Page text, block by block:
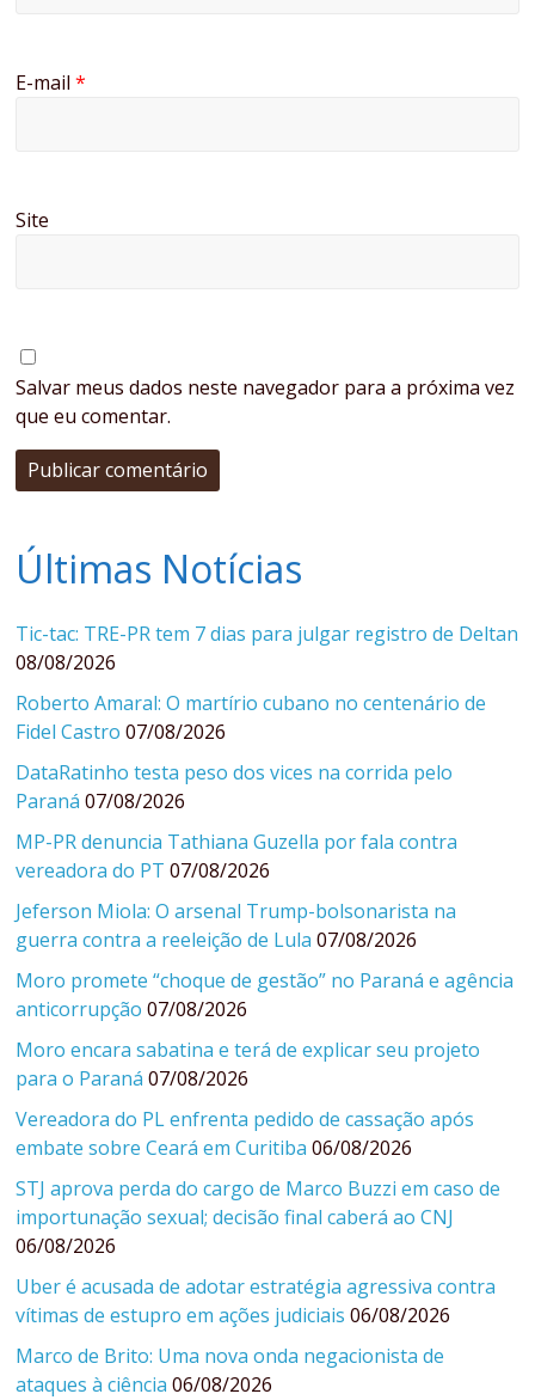
E-mail*
Site
Salvar meus dados neste navegador para a próxima vez
que eu comentar.
Últimas Notícias
Tic-tac: TRE-PR tem 7 dias para julgar registro de Deltan
08/08/2026
Roberto Amaral: O martírio cubano no centenário de
Fidel Castro 07/08/2026
DataRatinho testa peso dos vices na corrida pelo
Paraná 07/08/2026
MP-PR denuncia Tathiana Guzella por fala contra
vereadora do PT 07/08/2026
Jeferson Miola: O arsenal Trump-bolsonarista na
guerra contra a reeleição de Lula 07/08/2026
Moro promete “choque de gestão” no Paraná e agência
anticorrupção 07/08/2026
Moro encara sabatina e terá de explicar seu projeto
para o Paraná 07/08/2026
Vereadora do PL enfrenta pedido de cassação após
embate sobre Ceará em Curitiba 06/08/2026
STJ aprova perda do cargo de Marco Buzzi em caso de
importunação sexual; decisão final caberá ao CNJ
06/08/2026
Uber é acusada de adotar estratégia agressiva contra
vítimas de estupro em ações judiciais 06/08/2026
Marco de Brito: Uma nova onda negacionista de
ataques à ciência 06/08/2026